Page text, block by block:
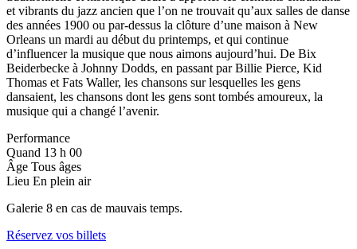
et vibrants du jazz ancien que l’on ne trouvait qu’aux salles de danse
des années 1900 ou par-dessus la clôture d’une maison à New
Orleans un mardi au début du printemps, et qui continue
d’influencer la musique que nous aimons aujourd’hui. De Bix
Beiderbecke à Johnny Dodds, en passant par Billie Pierce, Kid
Thomas et Fats Waller, les chansons sur lesquelles les gens
dansaient, les chansons dont les gens sont tombés amoureux, la
musique qui a changé l’avenir.
Performance
Quand 13 h 00
Âge Tous âges
Lieu En plein air
Galerie 8 en cas de mauvais temps.
Réservez vos billets